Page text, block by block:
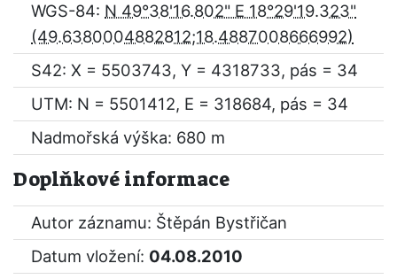
WGS-84: N 49°38'16.802" E 18°29'19.323"
S42: X = 5503743, Y = 4318733, pás = 34
UTM: N = 5501412, E = 318684, pás = 34
Nadmořská výška: 680 m
Doplňkové informace
Autor záznamu: Štěpán Bystřičan
Datum vložení: 04.08.2010